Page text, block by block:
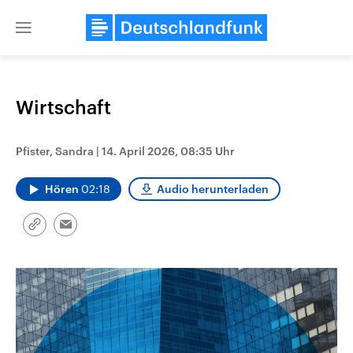
Close
Landtagswahl Sachsen-Anhalt
2026
Alle Informationen
Sachsen-Anhalt wählt am 6.
September 2026 einen neuen
Landtag. Seit 2021 wird das
Bundesland von einer Koalition aus
USA
Aktuelle Beiträge,
Hintergründe
Wirtschaftlich und
gehören die Vereinigten
den mächtigsten Ländern
mit großem Einfluss auf
Wirtschaft
Pfister, Sandra | 14. April 2026, 08:35 Uhr
Hören 02:18 Audio herunterladen
Link
Email